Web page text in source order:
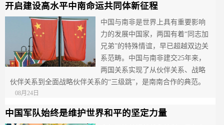
开启建设高水平中南命运共同体新征程
中国与南非是世界上具有重要影响
力的发展中国家，两国有着“同志加
兄弟”的特殊情谊，早已超越双边关
系范畴。中国与南非建交25年来，
两国关系实现了从伙伴关系、战略
伙伴关系到全面战略伙伴关系的“三级跳”，是南南合作的典范。
08月24日
中国军队始终是维护世界和平的坚定力量